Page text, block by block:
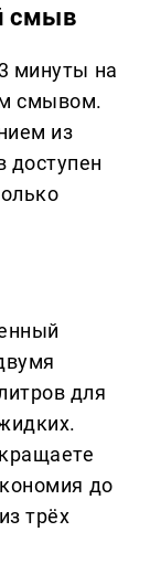
смыв
минуты на
смывом.
из
доступен
для
до
трёх